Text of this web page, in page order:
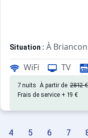
Situation : À
Appartement de
WiFi TV
7 nuits À partir de 2812 €
Frais de service + 19 €
4 5 6 7